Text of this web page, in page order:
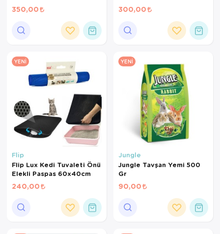
720 ml
350,00
480 ml
300,00
YENI
Flip
Flip Lux Kedi Tuvaleti Önü
Elekli Paspas 60x40cm
240,00
YENI
Jungle
Jungle Tavşan Yemi 500
Gr
90,00